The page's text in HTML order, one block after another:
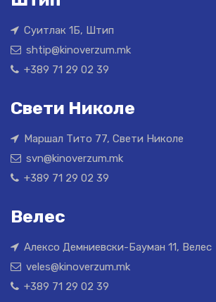
Суитлак 1Б, Штип
shtip@kinoverzum.mk
+389 71 29 02 39
Свети Николе
Маршал Тито 77, Свети Николе
svn@kinoverzum.mk
+389 71 29 02 39
Велес
Алексо Демниевски-Бауман 11, Велес
veles@kinoverzum.mk
+389 71 29 02 39